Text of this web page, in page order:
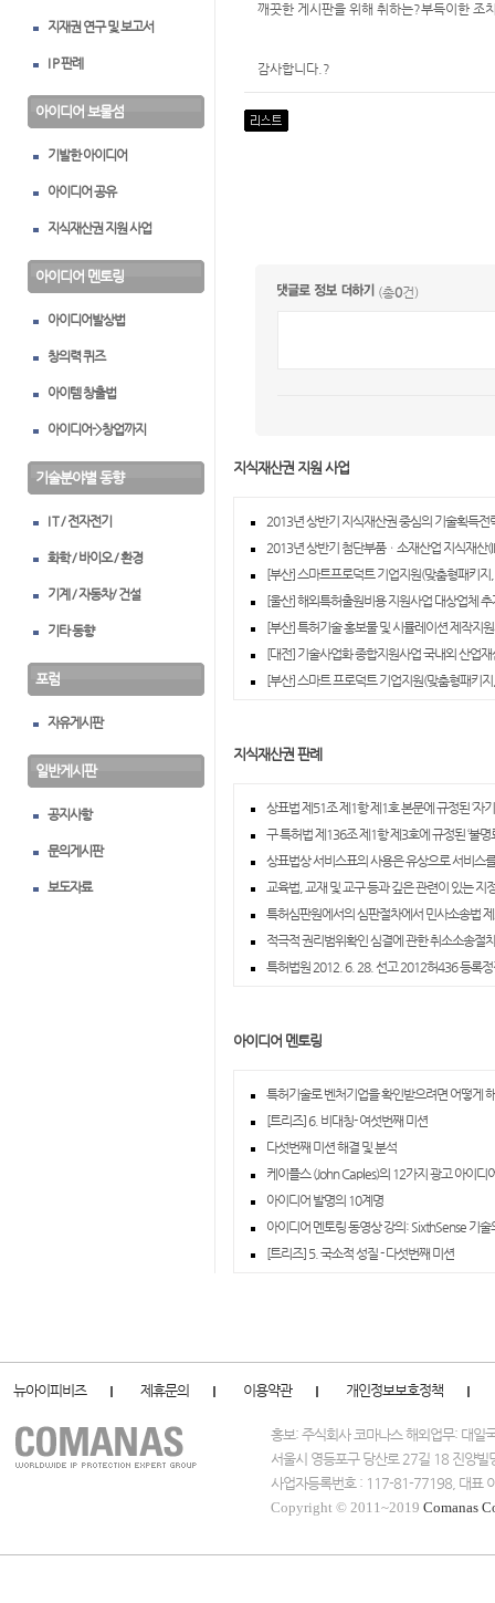
지재권 연구 및 보고서
I P 판례
아이디어 보물섬
기발한 아이디어
아이디어 공유
지식재산권 지원 사업
아이디어 멘토링
아이디어발상법
창의력 퀴즈
아이템 창출법
아이디어->창업까지
기술분야별 동향
I T / 전자전기
화학 / 바이오 / 환경
기계 / 자동차/ 건설
기타 동향
포럼
자유게시판
일반게시판
공지사항
문의게시판
보도자료
깨끗한 게시판을 위해 취하는?부득이한 조
감사합니다.?
(총0건)
지식재산권 지원 사업
2013년 상반기 지식재산권 중심의 기술획득전
2013년 상반기 첨단부품ㆍ소재산업 지식재산
[부산] 스마트프로덕트 기업지원(맞춤형패키지
[울산] 해외특허출원비용 지원사업 대상업체
[부산] 특허기술 홍보물 및 시뮬레이션 제작지
[대전] 기술사업화 종합지원사업 국내외 산업
[부산] 스마트 프로덕트 기업지원(맞춤형패키
지식재산권 판례
상표법 제51조 제1항 제1호 본문에 규정된 ‘자기
구 특허법 제136조 제1항 제3호에 규정된 ‘불명
상표법상 서비스표의 사용은 유상으로 서비스
교육법, 교재 및 교구 등과 깊은 관련이 있는 지
특허심판원에서의 심판절차에서 민사소송법
적극적 권리범위확인 심결에 관한 취소소송절
특허법원 2012. 6. 28. 선고 2012허436 등록정
아이디어 멘토링
특허기술로 벤처기업을 확인받으려면 어떻게
[트리즈] 6. 비대칭- 여섯번째 미션
다섯번째 미션 해결 및 분석
케이플스 (John Caples)의 12가지 광고 아이디
아이디어 발명의 10계명
아이디어 멘토링 동영상 강의: SixthSense 기술
[트리즈] 5. 국소적 성질 - 다섯번째 미션
뉴아이피비즈 제휴문의 이용약관 개인정보보호정책
홍보: 주식회사 코마나스 해외업무: 대일
서울시 영등포구 당산로 27길 18 진양빌
사업자등록번호 : 117-81-77198, 대표
Copyright © 2011~2019 Comanas